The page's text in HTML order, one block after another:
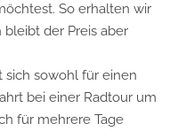
So erhalten wir
der Preis aber
sich sowohl für einen
bei einer Radtour um
für mehrere Tage